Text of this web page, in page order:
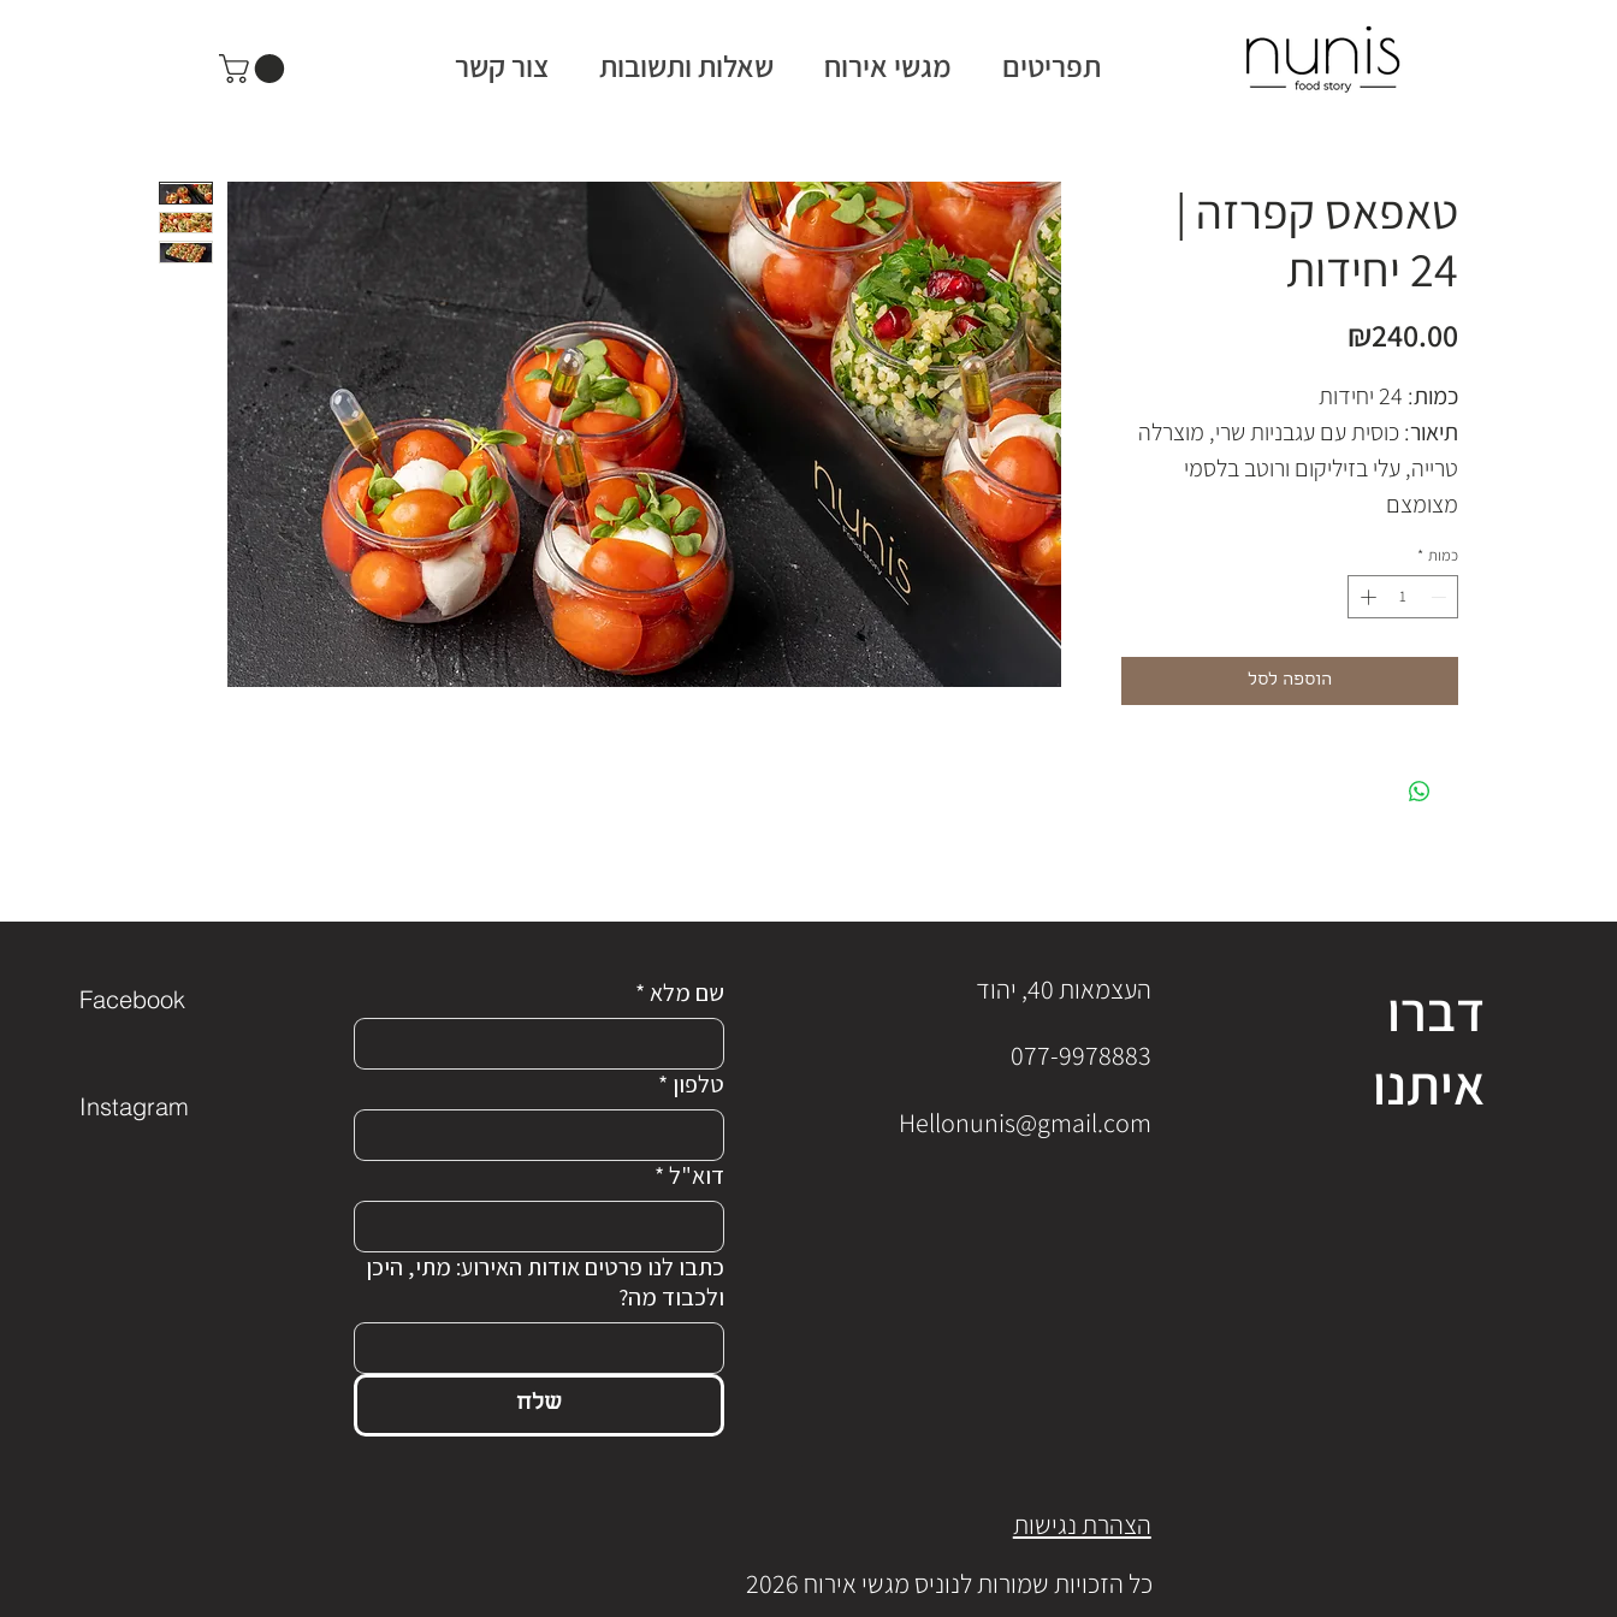
צור קשר שאלות ותשובות מגשי אירוח תפריטים
טאפאס קפרזה |
24 יחידות
₪240.00
כמות: 24 יחידות
תיאור: כוסית עם עגבניות שרי, מוצרלה
טרייה, עלי בזיליקום ורוטב בלסמי
מצומצם
כמות *
הוספה לסל
Facebook
Instagram
שם מלא*
טלפון *
דוא"ל*
כתבו לנו פרטים אודות האירוע: מתי, היכן
ולכבוד מה?
שלח
העצמאות 40, יהוד
077-9978883
Hellonunis@gmail.com
הצהרת נגישות
כל הזכויות שמורות לנוניס מגשי אירוח 2026
דברו
איתנו